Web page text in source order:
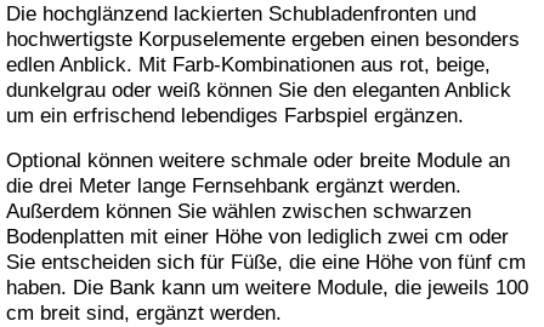
Die hochglänzend lackierten Schubladenfronten und
hochwertigste Korpuselemente ergeben einen besonders
edlen Anblick. Mit Farb-Kombinationen aus rot, beige,
dunkelgrau oder weiß können Sie den eleganten Anblick
um ein erfrischend lebendiges Farbspiel ergänzen.
Optional können weitere schmale oder breite Module an
die drei Meter lange Fernsehbank ergänzt werden.
Außerdem können Sie wählen zwischen schwarzen
Bodenplatten mit einer Höhe von lediglich zwei cm oder
Sie entscheiden sich für Füße, die eine Höhe von fünf cm
haben. Die Bank kann um weitere Module, die jeweils 100
cm breit sind, ergänzt werden.